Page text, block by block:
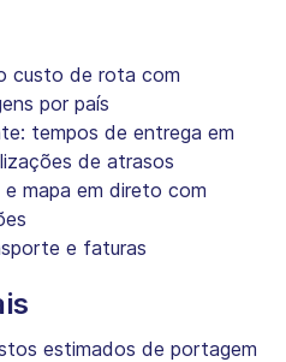
custo de rota com
por país
tempos de entrega em
de atrasos
mapa em direto com
e faturas
estimados de portagem